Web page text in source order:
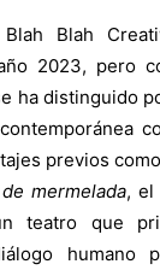
Blah Blah
2023, pero
ha distinguido
previos como
mermelada, el
teatro que
humano